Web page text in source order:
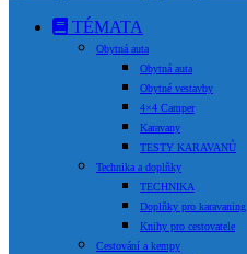
TÉMATA
Obytná auta
Obytná auta
Obytné vestavby
4×4 Camper
Karavany
TESTY KARAVANŮ
Technika a doplňky
TECHNIKA
Doplňky pro karavaning
Knihy pro cestovatele
Cestování a kempy